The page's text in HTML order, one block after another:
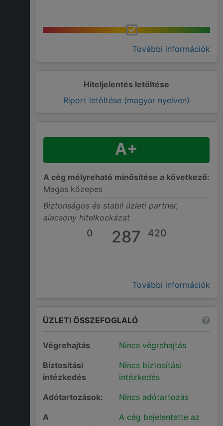
További információk
Hiteljelentés letöltése
Riport letöltése (magyar nyelven)
A+
A cég mélyreható minősítése a következő:
Magas közepes
Biztonságos és stabil üzleti partner,
alacsony hitelkockázat
0 287 420
További információk
ÜZLETI ÖSSZEFOGLALÓ
Végrehajtás
Nincs végrehajtás
Biztosítási
intézkedés
Nincs biztosítási
intézkedés
Adótartozások:
Nincs adótartozás
A
A cég bejelentette az